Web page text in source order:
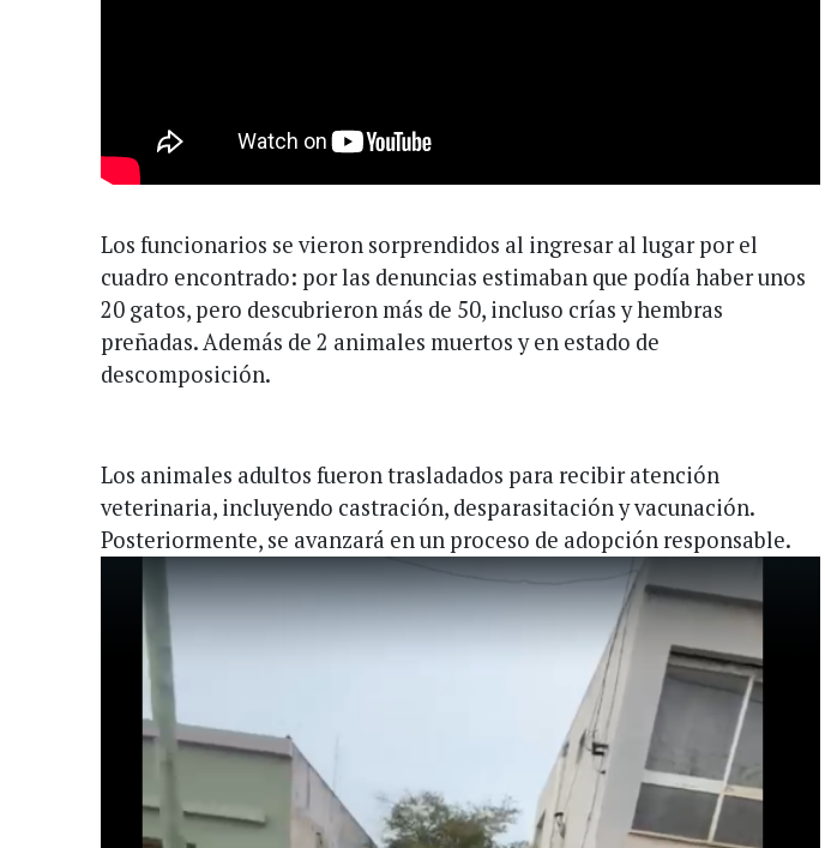
Los funcionarios se vieron sorprendidos al ingresar al lugar por el
cuadro encontrado: por las denuncias estimaban que podía haber unos
20 gatos, pero descubrieron más de 50, incluso crías y hembras
preñadas. Además de 2 animales muertos y en estado de
descomposición.
Los animales adultos fueron trasladados para recibir atención
veterinaria, incluyendo castración, desparasitación y vacunación.
Posteriormente, se avanzará en un proceso de adopción responsable.